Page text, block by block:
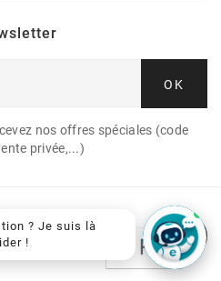
OK
nos offres spéciales (code
privée,...)
? Je suis là
!